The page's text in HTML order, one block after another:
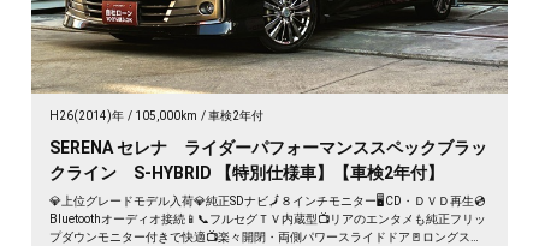
H26(2014)年 105,000km 車検2年付
SERENA セレナ ライダーパフォーマンススペックブラッ
クライン S-HYBRID 【特別仕様車】【車検2年付】
💎上位グレードモデル入荷💎純正SDナビ🗾８インチモニター🖥️CD・ＤＶＤ再生💿
Bluetoothオーディオ接続📱📞フルセグＴＶ内蔵型📺リアのエンタメも純正フリッ
プダウンモニター付きで快適📺楽々開閉・両側パワースライドドア🚪ロングスラ